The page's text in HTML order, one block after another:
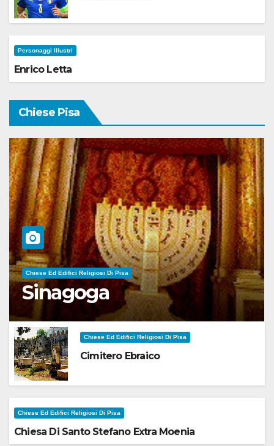
Personaggi Illustri
Enrico Letta
Chiese Pisa
Chiese Ed Edifici Religiosi Di Pisa
Sinagoga
Chiese Ed Edifici Religiosi Di Pisa
Cimitero Ebraico
Chiese Ed Edifici Religiosi Di Pisa
Chiesa Di Santo Stefano Extra Moenia